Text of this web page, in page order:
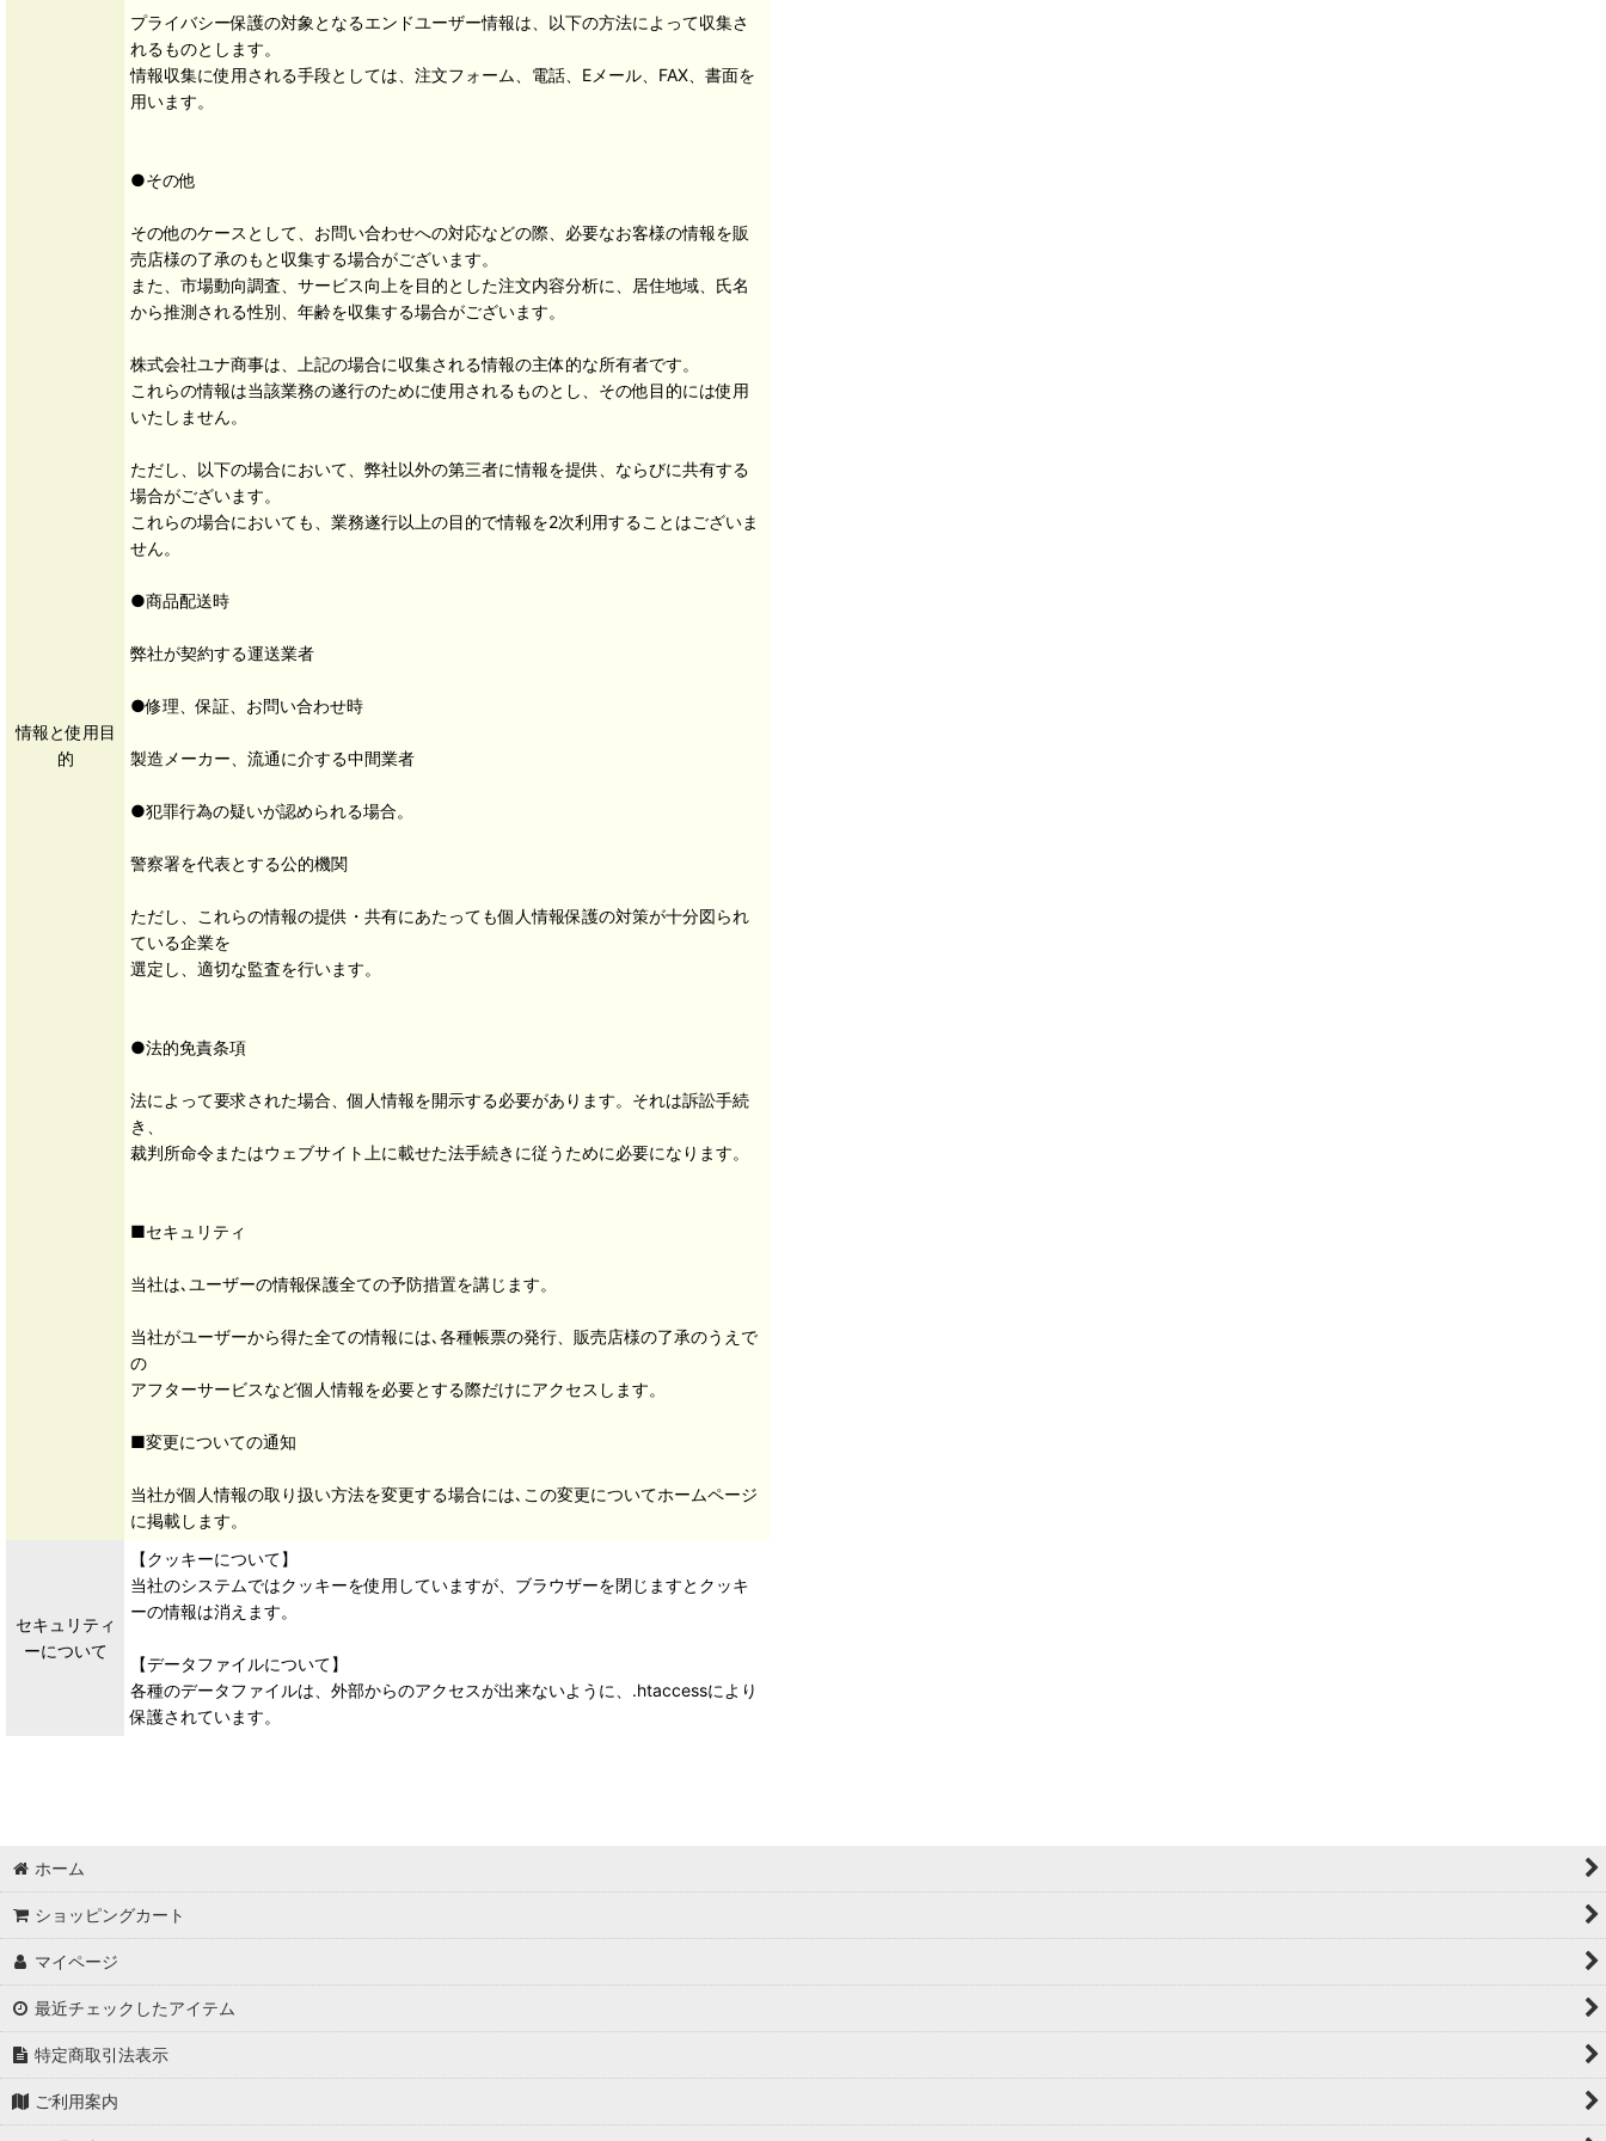
情報と使用目
的
プライバシー保護の対象となるエンドユーザー情報は、以下の方法によって収集さ
れるものとします。
情報収集に使用される手段としては、注文フォーム、電話、Eメール、FAX、書面を
用います。
●その他
その他のケースとして、お問い合わせへの対応などの際、必要なお客様の情報を販
売店様の了承のもと収集する場合がございます。
また、市場動向調査、サービス向上を目的とした注文内容分析に、居住地域、氏名
から推測される性別、年齢を収集する場合がございます。
株式会社ユナ商事は、上記の場合に収集される情報の主体的な所有者です。
これらの情報は当該業務の遂行のために使用されるものとし、その他目的には使用
いたしません。
ただし、以下の場合において、弊社以外の第三者に情報を提供、ならびに共有する
場合がございます。
これらの場合においても、業務遂行以上の目的で情報を2次利用することはございま
せん。
●商品配送時
弊社が契約する運送業者
●修理、保証、お問い合わせ時
製造メーカー、流通に介する中間業者
●犯罪行為の疑いが認められる場合。
警察署を代表とする公的機関
ただし、これらの情報の提供・共有にあたっても個人情報保護の対策が十分図られ
ている企業を
選定し、適切な監査を行います。
●法的免責条項
法によって要求された場合、個人情報を開示する必要があります。それは訴訟手続
き、
裁判所命令またはウェブサイト上に載せた法手続きに従うために必要になります。
■セキュリティ
当社は､ユーザーの情報保護全ての予防措置を講じます。
当社がユーザーから得た全ての情報には､各種帳票の発行、販売店様の了承のうえで
の
アフターサービスなど個人情報を必要とする際だけにアクセスします。
■変更についての通知
当社が個人情報の取り扱い方法を変更する場合には､この変更についてホームページ
に掲載します。
セキュリティ
ーについて
【クッキーについて】
当社のシステムではクッキーを使用していますが、ブラウザーを閉じますとクッキ
ーの情報は消えます。
【データファイルについて】
各種のデータファイルは、外部からのアクセスが出来ないように、.htaccessにより
保護されています。
ホーム
ショッピングカート
マイページ
最近チェックしたアイテム
特定商取引法表示
ご利用案内